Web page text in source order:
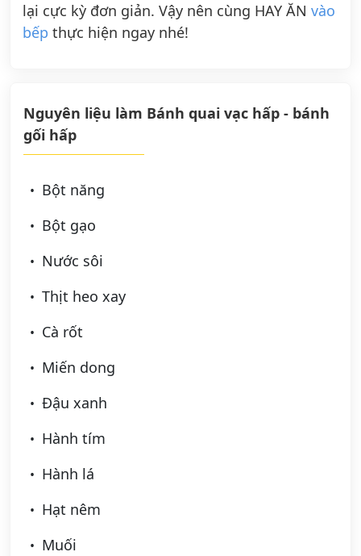
lại cực kỳ đơn giản. Vậy nên cùng HAY ĂN vào
bếp thực hiện ngay nhé!
Nguyên liệu làm Bánh quai vạc hấp - bánh
gối hấp
Bột năng
Bột gạo
Nước sôi
Thịt heo xay
Cà rốt
Miến dong
Đậu xanh
Hành tím
Hành lá
Hạt nêm
Muối